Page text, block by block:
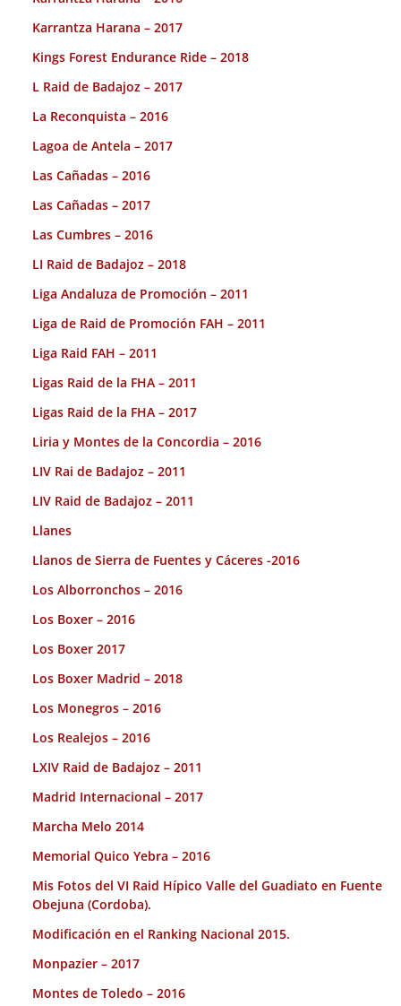
Karrantza Harana – 2017
Kings Forest Endurance Ride – 2018
L Raid de Badajoz – 2017
La Reconquista – 2016
Lagoa de Antela – 2017
Las Cañadas – 2016
Las Cañadas – 2017
Las Cumbres – 2016
LI Raid de Badajoz – 2018
Liga Andaluza de Promoción – 2011
Liga de Raid de Promoción FAH – 2011
Liga Raid FAH – 2011
Ligas Raid de la FHA – 2011
Ligas Raid de la FHA – 2017
Liria y Montes de la Concordia – 2016
LIV Rai de Badajoz – 2011
LIV Raid de Badajoz – 2011
Llanes
Llanos de Sierra de Fuentes y Cáceres -2016
Los Alborronchos – 2016
Los Boxer – 2016
Los Boxer 2017
Los Boxer Madrid – 2018
Los Monegros – 2016
Los Realejos – 2016
LXIV Raid de Badajoz – 2011
Madrid Internacional – 2017
Marcha Melo 2014
Memorial Quico Yebra – 2016
Mis Fotos del VI Raid Hípico Valle del Guadiato en Fuente
Obejuna (Cordoba).
Modificación en el Ranking Nacional 2015.
Monpazier – 2017
Montes de Toledo – 2016